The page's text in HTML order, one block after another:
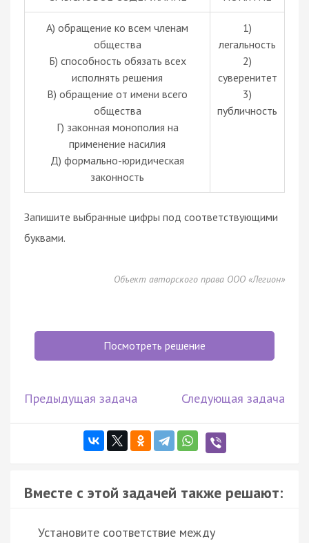
А) обращение ко всем членам
общества
Б) способность обязать всех
исполнять решения
В) обращение от имени всего
общества
Г) законная монополия на
применение насилия
Д) формально-юридическая
законность
1)
легальность
2)
суверенитет
3)
публичность
Запишите выбранные цифры под соответствующими
буквами.
Объект авторского права ООО «Легион»
Посмотреть решение
Предыдущая задача Следующая задача
Вместе с этой задачей также решают:
Установите соответствие между